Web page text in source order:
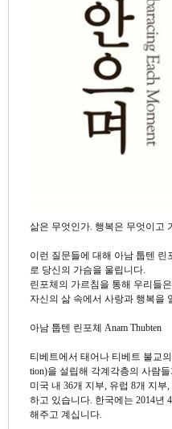
삶은 무엇인가. 행복은 무엇이고
이런 질문들에 대해 아남 툽텐
로 당신의 가슴을 울립니다.
린포체의 가르침을 통해 우리들
자신의 삶 속에서 사랑과 행복을
아남 툽텐 린포체 Anam Thubten
티베트에서 태어나 티베트 불교
tion)을 설립해 각계각층의 사람
미국 내 36개 지부, 유럽 8개 지
하고 있습니다. 한국에는 2014년
해주고 계십니다.